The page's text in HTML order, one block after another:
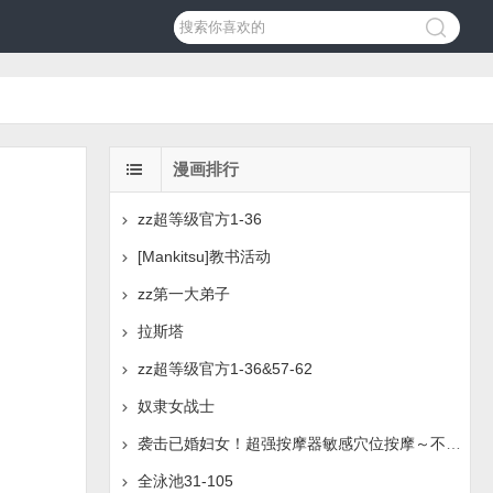
漫画排行
zz超等级官方1-36
[Mankitsu]教书活动
zz第一大弟子
拉斯塔
zz超等级官方1-36&57-62
奴隶女战士
全泳池31-105